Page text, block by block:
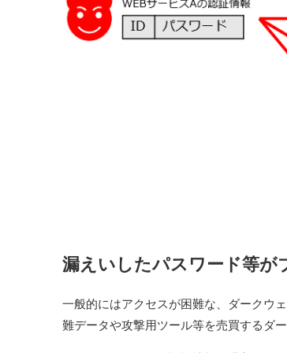
漏えいしたパスワード等が
一般的にはアクセスが困難な、ダークウ
難データや攻撃用ツール等を売買するダ